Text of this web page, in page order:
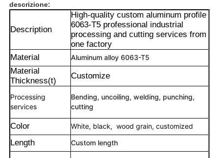
descrizione:
Description
High-quality custom aluminum profile
6063-T5 professional industrial
processing and cutting services from
one factory
Material
Aluminum alloy 6063-T5
Material
Thickness(t)
Customize
Processing
services
Bending, uncoiling, welding, punching,
cutting
Color White, black, wood grain, customized
Length Custom length